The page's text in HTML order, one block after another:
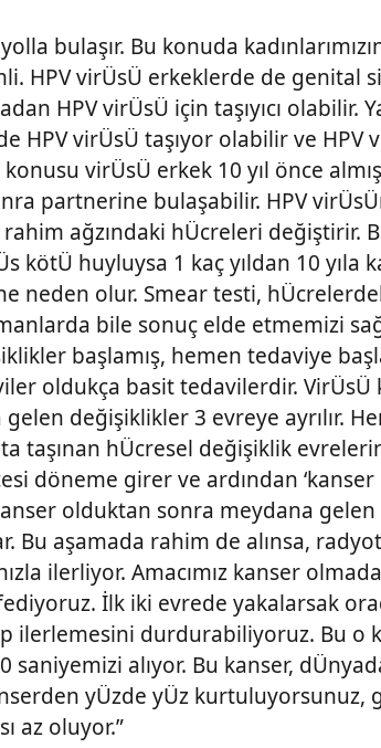
bulaşır. Bu konuda
HPV virÜsÜ erkeklerde de genital
HPV virÜsÜ için taşıyıcı olabilir.
HPV virÜsÜ taşıyor olabilir ve HPV
virÜsÜ erkek 10 yıl önce
partnerine bulaşabilir. HPV
ağzındaki hÜcreleri değiştirir.
kötÜ huyluysa 1 kaç yıldan 10 yıla
neden olur. Smear testi,
bile sonuç elde etmemizi
başlamış, hemen tedaviye
oldukça basit tedavilerdir. VirÜsÜ
değişiklikler 3 evreye ayrılır.
taşınan hÜcresel değişiklik
döneme girer ve ardından ‘kanser
olduktan sonra meydana
Bu aşamada rahim de alınsa,
ilerliyor. Amacımız kanser
İlk iki evrede yakalarsak
ilerlemesini durdurabiliyoruz. Bu o
saniyemizi alıyor. Bu kanser,
yÜzde yÜz kurtuluyorsunuz,
az oluyor.”